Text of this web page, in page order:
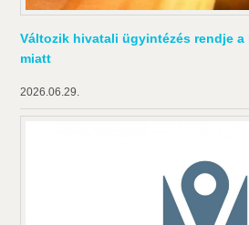
Változik hivatali ügyintézés rendje
miatt
2026.06.29.